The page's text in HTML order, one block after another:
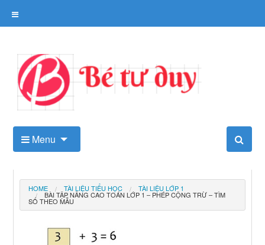
Kho tài liệu tư duy cho trẻ
Menu
HOME TÀI LIỆU TIỂU HỌC TÀI LIỆU LỚP 1
BÀI TẬP NÂNG CAO TOÁN LỚP 1 – PHÉP CỘNG TRỪ – TÌM
SỐ THEO MẪU